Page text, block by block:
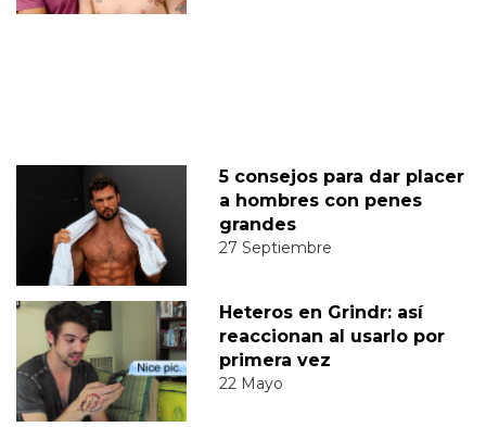
5 consejos para dar placer
a hombres con penes
grandes
27 Septiembre
Heteros en Grindr: así
reaccionan al usarlo por
primera vez
22 Mayo